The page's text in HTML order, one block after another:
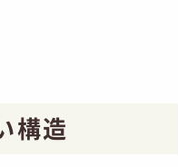
構造